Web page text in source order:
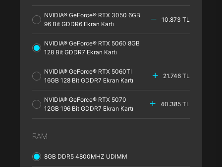
NVIDIA® GeForce® RTX 3050 6GB
96 Bit GDDR6 Ekran Kartı
10.873 TL
NVIDIA® GeForce® RTX 5060 8GB
128 Bit GDDR7 Ekran Kartı
NVIDIA® GeForce® RTX 5060TI
16GB 128 Bit GDDR7 Ekran Kartı
21.746 TL
NVIDIA® GeForce® RTX 5070
12GB 196 Bit GDDR7 Ekran Kartı
40.385 TL
RAM
8GB DDR5 4800MHZ UDIMM